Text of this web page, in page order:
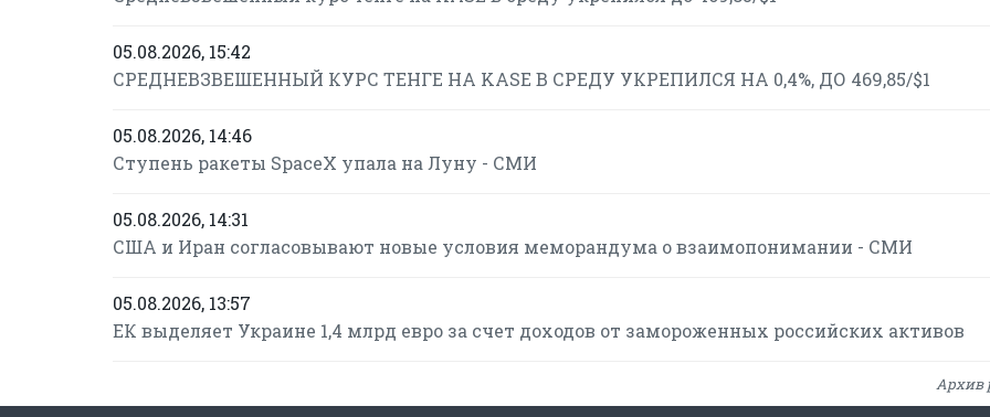
05.08.2026, 15:42
СРЕДНЕВЗВЕШЕННЫЙ КУРС ТЕНГЕ НА KASE В СРЕДУ УКРЕПИЛСЯ НА 0,4%, ДО 469,85/$1
05.08.2026, 14:46
Ступень ракеты SpaceX упала на Луну - СМИ
05.08.2026, 14:31
США и Иран согласовывают новые условия меморандума о взаимопонимании - СМИ
05.08.2026, 13:57
ЕК выделяет Украине 1,4 млрд евро за счет доходов от замороженных российских активов
Архив